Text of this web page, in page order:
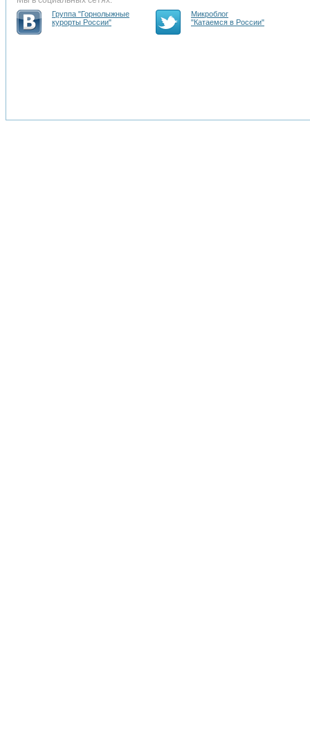
Группа "Горнолыжные
курорты России"
Микроблог
"Катаемся в России"